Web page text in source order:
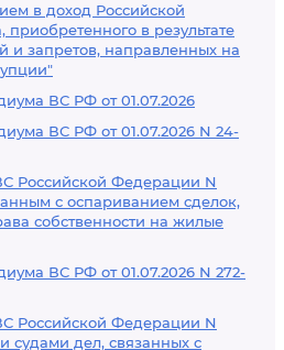
в доход Российской
в результате
и запретов, направленных на
ВС РФ от 01.07.2026
ВС РФ от 01.07.2026 N 24-
Российской Федерации N
с оспариванием сделок,
собственности на жилые
ВС РФ от 01.07.2026 N 272-
Российской Федерации N
судами дел, связанных с